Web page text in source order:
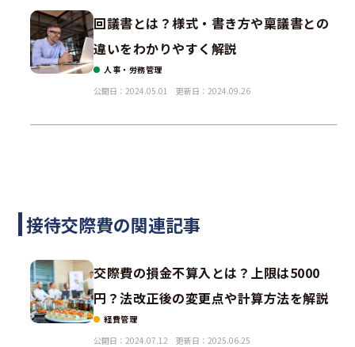
回議書とは？様式・書き方や稟議書との
違いをわかりやすく解説
人事・労務管理
公開日：2024.05.01
更新日：2024.09.26
接待交際費の関連記事
交際費の損金不算入とは？上限は5000
円？法改正後の変更点や計算方法を解説
経費管理
公開日：2024.07.12
更新日：2025.06.25